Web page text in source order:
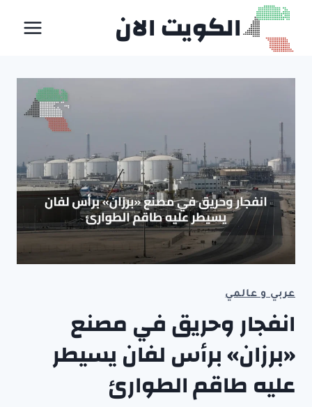
التجاوز
المحتوى
الكويت الان
عربي و عالمي
انفجار وحريق في مصنع
«برزان» برأس لفان يسيطر
عليه طاقم الطوارئ